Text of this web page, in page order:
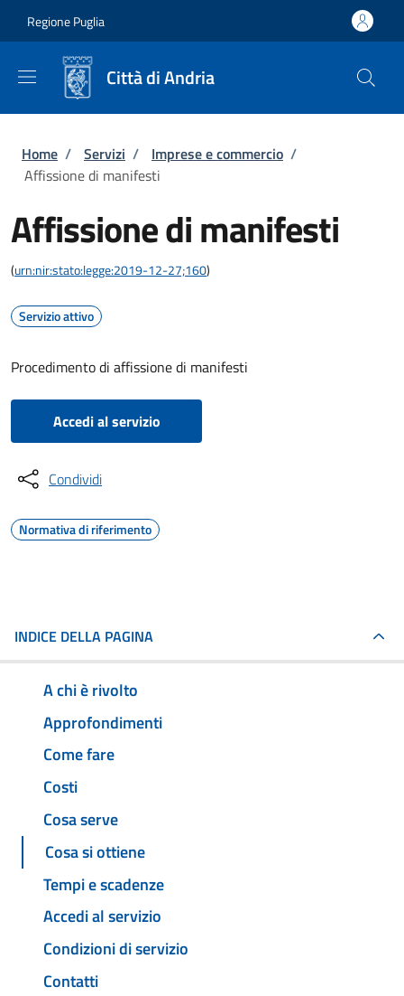
Regione Puglia
Città di Andria
Briciole di pane
Home / Servizi / Imprese e commercio /
Affissione di manifesti
Affissione di manifesti
(urn:nir:stato:legge:2019-12-27;160)
Servizio attivo
Procedimento di affissione di manifesti
Accedi al servizio
Condividi
Normativa di riferimento
INDICE DELLA PAGINA
A chi è rivolto
Approfondimenti
Come fare
Costi
Cosa serve
Cosa si ottiene
Tempi e scadenze
Accedi al servizio
Condizioni di servizio
Contatti